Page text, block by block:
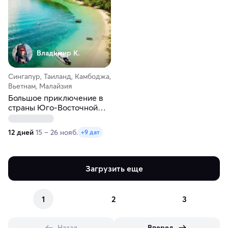
Владимир К.
Сингапур, Таиланд, Камбоджа,
Вьетнам, Малайзия
Большое приключение в
страны Юго-Восточной
Азии
12 дней 15 – 26 нояб. +9 дат
Загрузить еще
1 2 3